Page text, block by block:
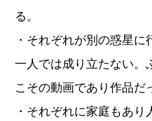
る。
・それぞれが別の惑星
一人では成り立たない。
こその動画であり作品だ
・それぞれに家庭もあ